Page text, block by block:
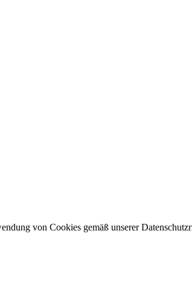
von Cookies gemäß unserer